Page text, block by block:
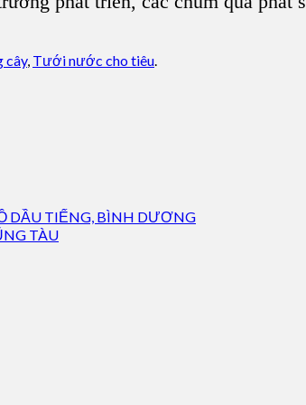
cây, Tưới nước cho tiêu.
DẦU TIẾNG, BÌNH DƯƠNG
TÀU